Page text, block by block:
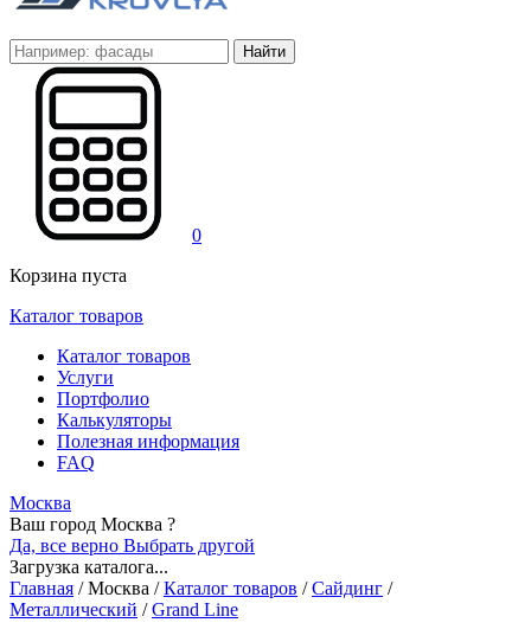
Найти
0
Корзина пуста
Каталог товаров
Каталог товаров
Услуги
Портфолио
Калькуляторы
Полезная информация
FAQ
Москва
Ваш город Москва ?
Да, все верно Выбрать другой
Загрузка каталога...
Главная /Москва / Каталог товаров / Сайдинг /
Металлический / Grand Line